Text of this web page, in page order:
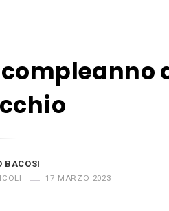
BACOSI
17 MARZO 2023